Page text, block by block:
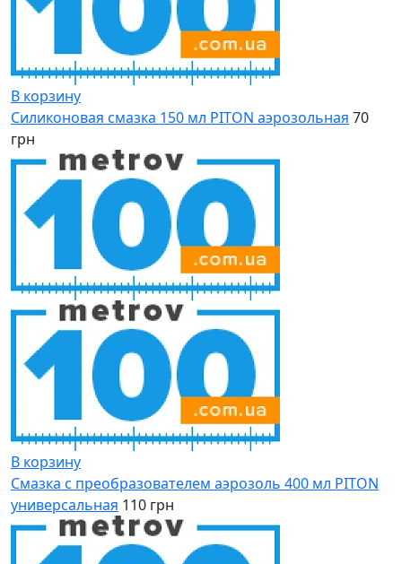
В корзину
Силиконовая смазка 150 мл PITON аэрозольная 70
грн
В корзину
Смазка с преобразователем аэрозоль 400 мл PITON
универсальная 110 грн